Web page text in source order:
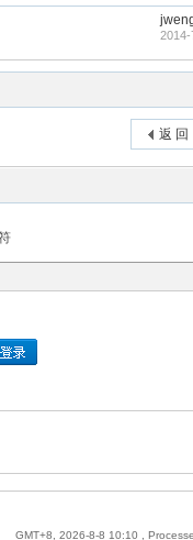
2014-
返 回
GMT+8, 2026-8-8 10:10 ,